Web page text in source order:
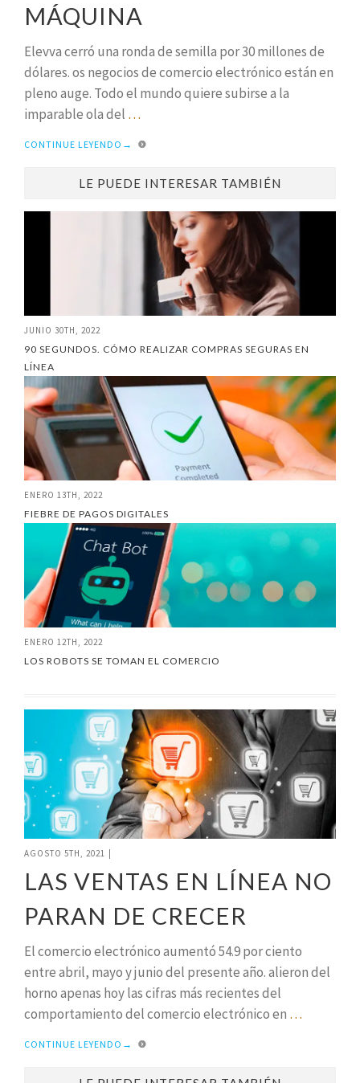
MÁQUINA
Elevva cerró una ronda de semilla por 30 millones de
dólares. os negocios de comercio electrónico están en
pleno auge. Todo el mundo quiere subirse a la
imparable ola del …
CONTINUE LEYENDO →
LE PUEDE INTERESAR TAMBIÉN
JUNIO 30TH, 2022
90 SEGUNDOS. CÓMO REALIZAR COMPRAS SEGURAS EN
LÍNEA
ENERO 13TH, 2022
FIEBRE DE PAGOS DIGITALES
ENERO 12TH, 2022
LOS ROBOTS SE TOMAN EL COMERCIO
AGOSTO 5TH, 2021
LAS VENTAS EN LÍNEA NO
PARAN DE CRECER
El comercio electrónico aumentó 54.9 por ciento
entre abril, mayo y junio del presente año. alieron del
horno apenas hoy las cifras más recientes del
comportamiento del comercio electrónico en …
CONTINUE LEYENDO →